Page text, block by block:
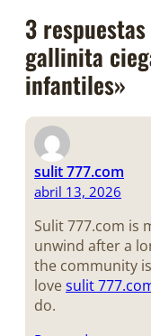
3
gallinita
infantiles»
sulit 777.com
abril 13, 2026
Sulit 777.com is
unwind after a
the community
lovesulit
do.